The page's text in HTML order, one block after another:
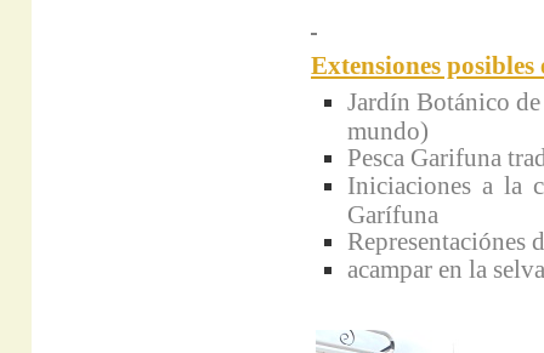
Extensiones posibles
Jardín Botánico
mundo)
Pesca Garifuna
Iniciaciones a la
Garífuna
Representaciónes
acampar en la